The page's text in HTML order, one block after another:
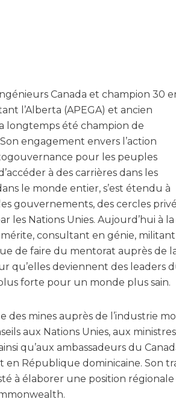
Canada et champion 30
l’Alberta (APEGA) et ancien
longtemps été champion de
engagement envers l’action
pour les peuples
à des carrières dans les
le monde entier, s’est étendu à
gouvernements, des cercles
les Nations Unies. Aujourd’hui à la
consultant en génie, militant
de faire du mentorat auprès de
qu’elles deviennent des leaders
forte pour un monde plus sain.
mines auprès de l’industrie
aux Nations Unies, aux
qu’aux ambassadeurs du
République dominicaine. Son
à élaborer une position